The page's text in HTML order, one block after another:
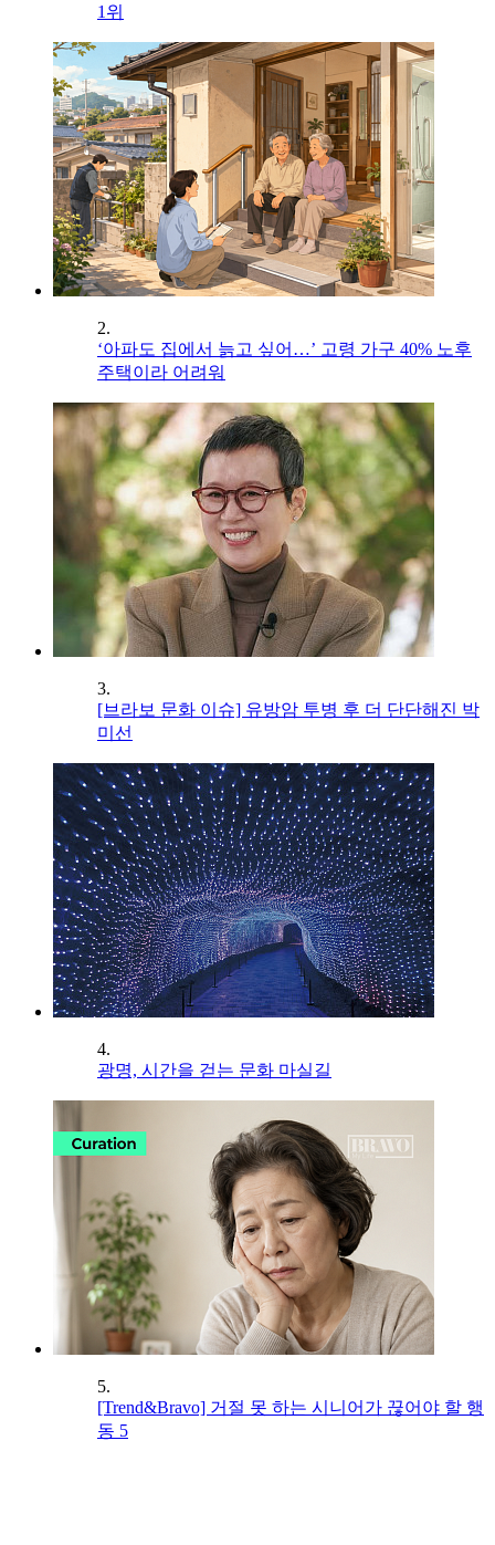
1위
2.
‘아파도 집에서 늙고 싶어…’ 고령 가구 40% 노후
주택이라 어려워
3.
[브라보 문화 이슈] 유방암 투병 후 더 단단해진 박
미선
4.
광명, 시간을 걷는 문화 마실길
5.
[Trend&Bravo] 거절 못 하는 시니어가 끊어야 할 행
동 5